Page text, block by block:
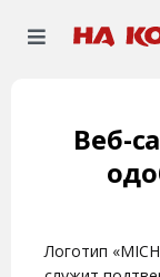
Веб-сайт «На колесах.ру»
Логотип